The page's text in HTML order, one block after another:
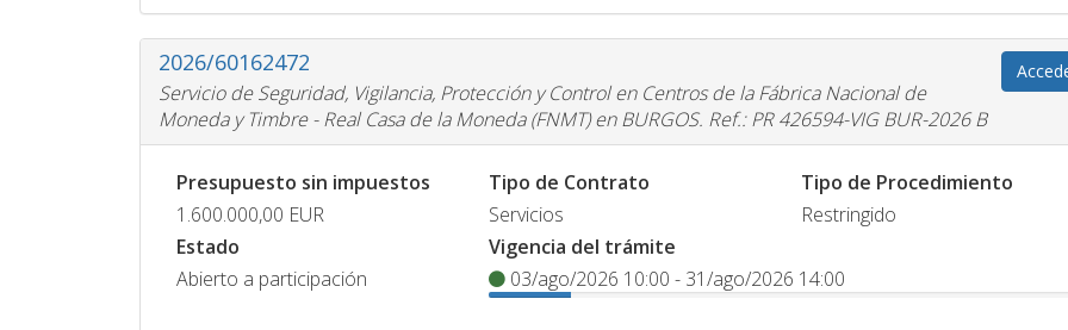
2026/60162472
Servicio de Seguridad, Vigilancia, Protección y Control en Centros de la Fábrica Nacional de
Moneda y Timbre - Real Casa de la Moneda (FNMT) en BURGOS. Ref.: PR 426594-VIG BUR-2026 B
Presupuesto sin impuestos
1.600.000,00 EUR
Tipo de Contrato
Servicios
Tipo de Procedimiento
Restringido
Estado
Abierto a participación
Vigencia del trámite
03/ago/2026 10:00 - 31/ago/2026 14:00